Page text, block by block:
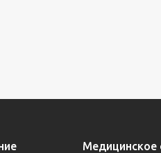
Медицинское